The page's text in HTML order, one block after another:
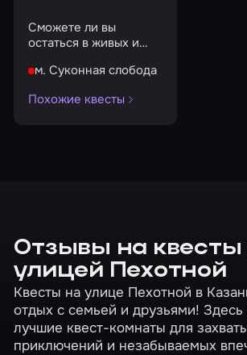
Сможете ли вы
остаться в живых и
злополучного
м. Суконная слобода
Похожие квесты
Отзывы на квесты
улицей Пехотной
Квесты на улице Пехотной в
отдых с семьей и друзьями!
лучшие квест-комнаты для
приключений и незабываемых